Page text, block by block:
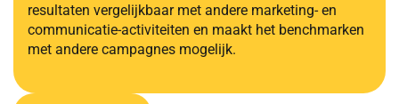
resultaten vergelijkbaar met andere marketing- en
communicatie-activiteiten en maakt het benchmarken
met andere campagnes mogelijk.